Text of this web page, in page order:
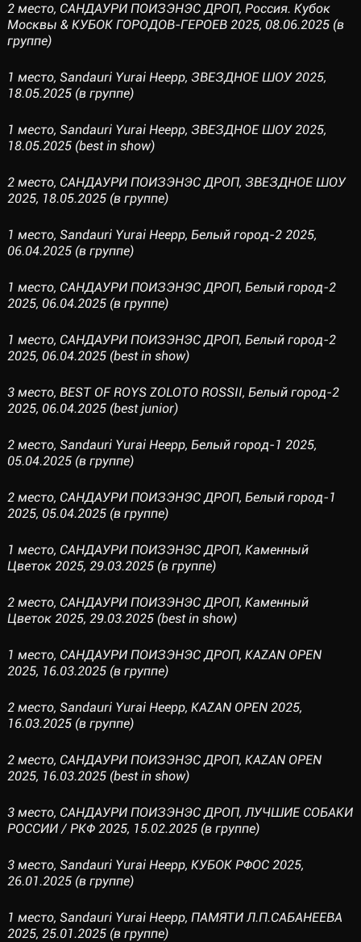
2 место, САНДАУРИ ПОИЗЭНЭС ДРОП, Россия. Кубок
Москвы & КУБОК ГОРОДОВ-ГЕРОЕВ 2025, 08.06.2025 (в
группе)
1 место, Sandauri Yurai Heepp, ЗВЕЗДНОЕ ШОУ 2025,
18.05.2025 (в группе)
1 место, Sandauri Yurai Heepp, ЗВЕЗДНОЕ ШОУ 2025,
18.05.2025 (best in show)
2 место, САНДАУРИ ПОИЗЭНЭС ДРОП, ЗВЕЗДНОЕ ШОУ
2025, 18.05.2025 (в группе)
1 место, Sandauri Yurai Heepp, Белый город-2 2025,
06.04.2025 (в группе)
1 место, САНДАУРИ ПОИЗЭНЭС ДРОП, Белый город-2
2025, 06.04.2025 (в группе)
1 место, САНДАУРИ ПОИЗЭНЭС ДРОП, Белый город-2
2025, 06.04.2025 (best in show)
3 место, BEST OF ROYS ZOLOTO ROSSII, Белый город-2
2025, 06.04.2025 (best junior)
2 место, Sandauri Yurai Heepp, Белый город-1 2025,
05.04.2025 (в группе)
2 место, САНДАУРИ ПОИЗЭНЭС ДРОП, Белый город-1
2025, 05.04.2025 (в группе)
1 место, САНДАУРИ ПОИЗЭНЭС ДРОП, Каменный
Цветок 2025, 29.03.2025 (в группе)
2 место, САНДАУРИ ПОИЗЭНЭС ДРОП, Каменный
Цветок 2025, 29.03.2025 (best in show)
1 место, САНДАУРИ ПОИЗЭНЭС ДРОП, KAZAN OPEN
2025, 16.03.2025 (в группе)
2 место, Sandauri Yurai Heepp, KAZAN OPEN 2025,
16.03.2025 (в группе)
2 место, САНДАУРИ ПОИЗЭНЭС ДРОП, KAZAN OPEN
2025, 16.03.2025 (best in show)
3 место, САНДАУРИ ПОИЗЭНЭС ДРОП, ЛУЧШИЕ СОБАКИ
РОССИИ / РКФ 2025, 15.02.2025 (в группе)
3 место, Sandauri Yurai Heepp, КУБОК РФОС 2025,
26.01.2025 (в группе)
1 место, Sandauri Yurai Heepp, ПАМЯТИ Л.П.САБАНЕЕВА
2025, 25.01.2025 (в группе)